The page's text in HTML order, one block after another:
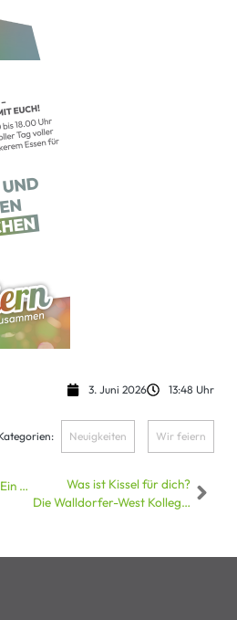
3. Juni 2026 13:48 Uhr
Neuigkeiten Wir feiern
Aus dem Kissel Archiv: Ein Blick in den Einkaufsalltag von 1972
Was ist Kissel für dich?
Die Walldorfer-West Kollegen haben geantwortet!